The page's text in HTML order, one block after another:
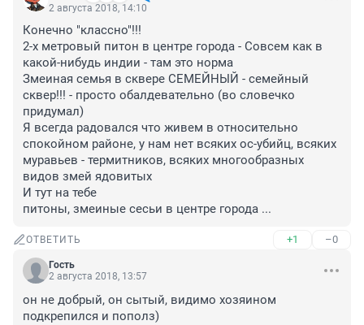
2 августа 2018, 14:10
Конечно "классно"!!!
2-х метровый питон в центре города - Совсем как в
какой-нибудь индии - там это норма
Змеиная семья в сквере СЕМЕЙНЫЙ - семейный
сквер!!! - просто обалдевательно (во словечко
придумал)
Я всегда радовался что живем в относительно
спокойном районе, у нам нет всяких ос-убийц, всяких
муравьев - термитников, всяких многообразных
видов змей ядовитых
И тут на тебе
питоны, змеиные сесьи в центре города ...
ОТВЕТИТЬ +1 –0
Гость
2 августа 2018, 13:57
он не добрый, он сытый, видимо хозяином
подкрепился и пополз)